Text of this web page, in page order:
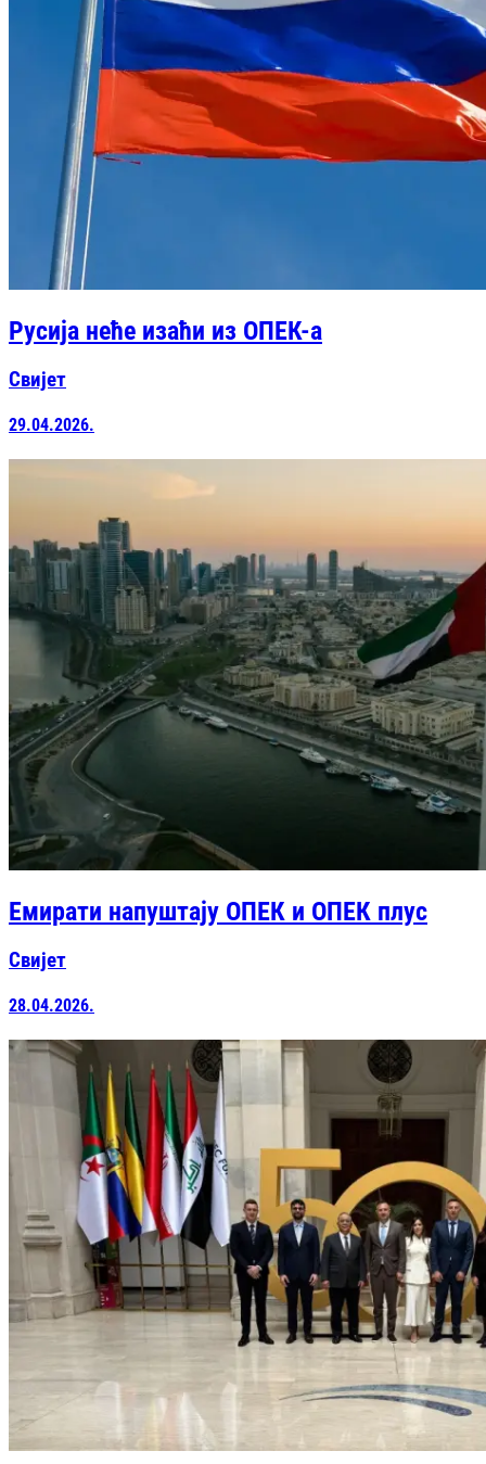
Русија неће изаћи из ОПЕК-а
Свијет
29.04.2026.
Емирати напуштају ОПЕК и ОПЕК плус
Свијет
28.04.2026.